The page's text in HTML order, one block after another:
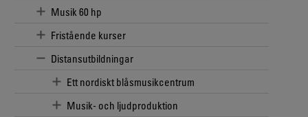
Musik 60 hp
Fristående kurser
Distansutbildningar
Ett nordiskt blåsmusikcentrum
Musik- och ljudproduktion